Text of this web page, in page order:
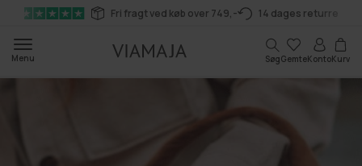
Gå til
indhold
Fri fragt ved køb over 749,- 14 dages returret
Menu SøgGemteKonto
Kurv
Kurv